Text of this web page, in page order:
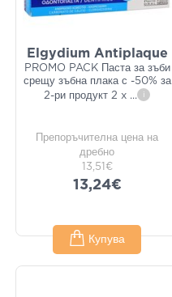
Elgydium Antiplaque
PROMO PACK Паста за зъби
срещу зъбна плака с -50% за
2-ри продукт 2 x ... i
Препоръчителна цена на
дребно
13,51€
13,24€
Купува